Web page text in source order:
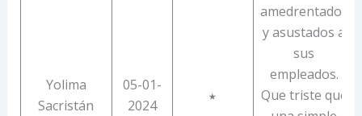
Yolima
Sacristán
05-01-
2024
★
amedrentados
y asustados a
sus
empleados.
Que triste que